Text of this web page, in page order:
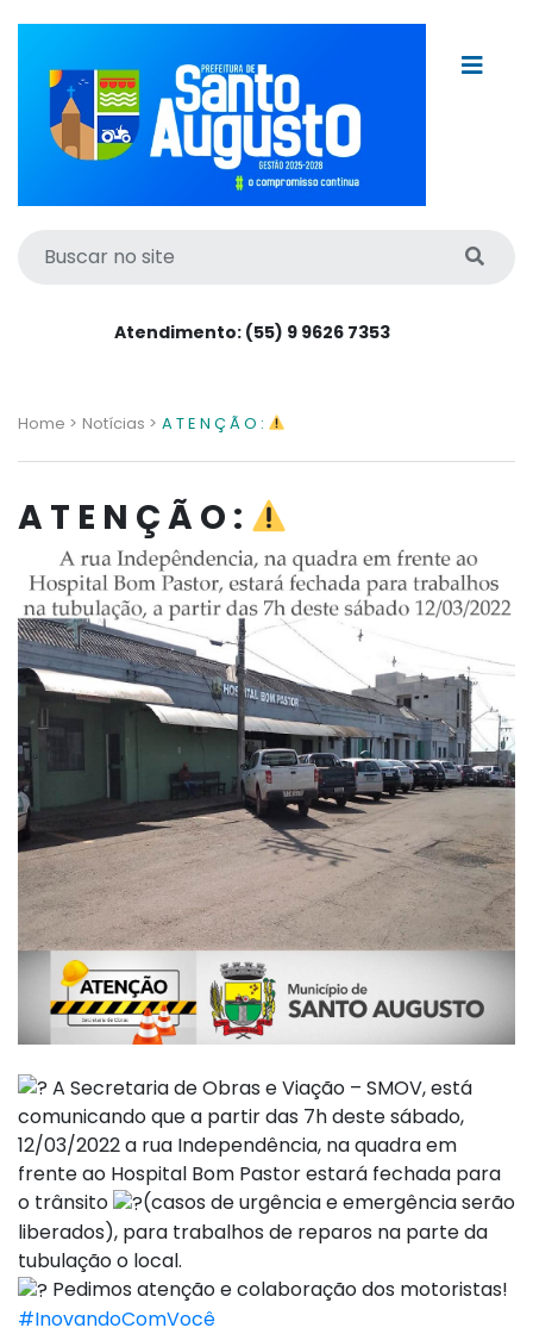
Atendimento: (55) 9 9626 7353
Home > Notícias > A T E N Ç Ã O :
A T E N Ç Ã O :
A Secretaria de Obras e Viação – SMOV, está
comunicando que a partir das 7h deste sábado,
12/03/2022 a rua Independência, na quadra em
frente ao Hospital Bom Pastor estará fechada para
o trânsito
(casos de urgência e emergência serão
liberados), para trabalhos de reparos na parte da
tubulação o local.
Pedimos atenção e colaboração dos motoristas!
#InovandoComVocê